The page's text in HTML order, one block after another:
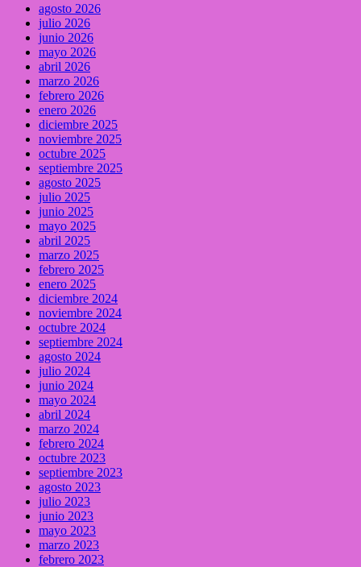
agosto 2026
julio 2026
junio 2026
mayo 2026
abril 2026
marzo 2026
febrero 2026
enero 2026
diciembre 2025
noviembre 2025
octubre 2025
septiembre 2025
agosto 2025
julio 2025
junio 2025
mayo 2025
abril 2025
marzo 2025
febrero 2025
enero 2025
diciembre 2024
noviembre 2024
octubre 2024
septiembre 2024
agosto 2024
julio 2024
junio 2024
mayo 2024
abril 2024
marzo 2024
febrero 2024
octubre 2023
septiembre 2023
agosto 2023
julio 2023
junio 2023
mayo 2023
marzo 2023
febrero 2023